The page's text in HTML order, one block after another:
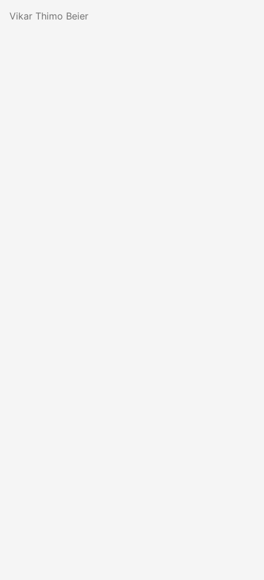
Vikar Thimo Beier